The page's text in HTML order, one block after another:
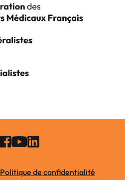
Politique de confidentialité